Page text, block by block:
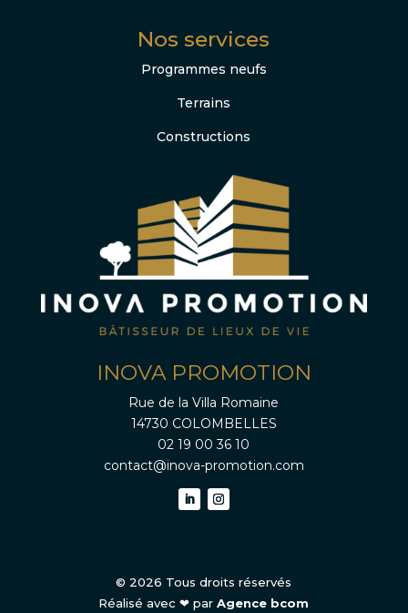
Nos services
Programmes neufs
Terrains
Constructions
INOVA PROMOTION
Rue de la Villa Romaine
14730 COLOMBELLES
02 19 00 36 10
contact@inova-promotion.com
© 2026 Tous droits réservés
Réalisé avec ❤ parAgence bcom